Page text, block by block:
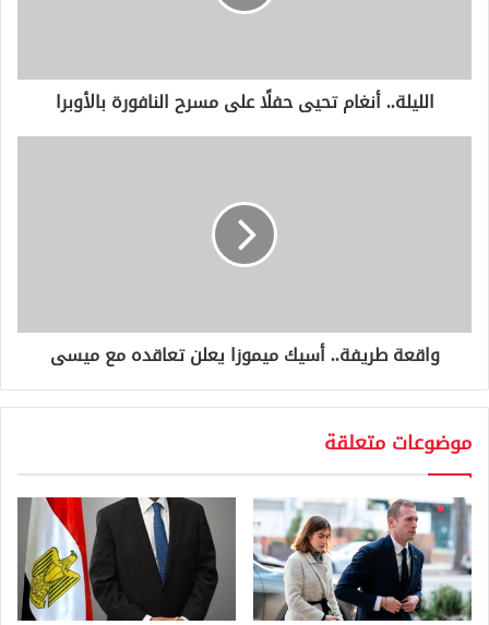
ر
ي
الليلة.. أنغام تحيى حفلًا على مسرح النافورة بالأوبرا
واقعة طريفة.. أسيك ميموزا يعلن تعاقده مع ميسى
موضوعات متعلقة